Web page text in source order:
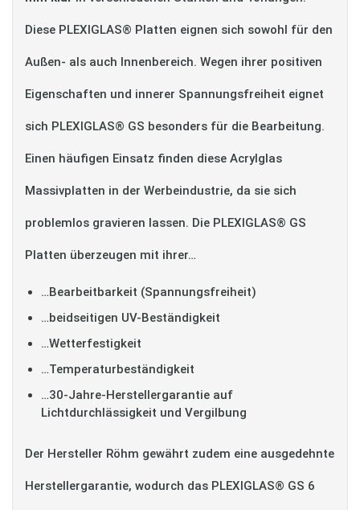
Diese PLEXIGLAS® Platten eignen sich sowohl für den
Außen- als auch Innenbereich. Wegen ihrer positiven
Eigenschaften und innerer Spannungsfreiheit eignet
sich PLEXIGLAS® GS besonders für die Bearbeitung.
Einen häufigen Einsatz finden diese Acrylglas
Massivplatten in der Werbeindustrie, da sie sich
problemlos gravieren lassen. Die PLEXIGLAS® GS
Platten überzeugen mit ihrer…
…Bearbeitbarkeit (Spannungsfreiheit)
…beidseitigen UV-Beständigkeit
…Wetterfestigkeit
…Temperaturbeständigkeit
…30-Jahre-Herstellergarantie auf
Lichtdurchlässigkeit und Vergilbung
Der Hersteller Röhm gewährt zudem eine ausgedehnte
Herstellergarantie, wodurch das PLEXIGLAS® GS 6